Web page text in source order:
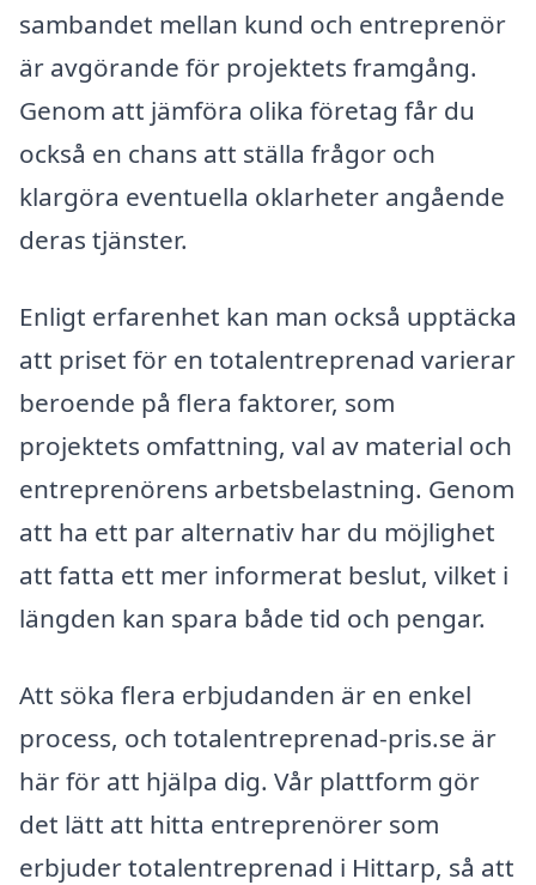
sambandet mellan kund och entreprenör
är avgörande för projektets framgång.
Genom att jämföra olika företag får du
också en chans att ställa frågor och
klargöra eventuella oklarheter angående
deras tjänster.
Enligt erfarenhet kan man också upptäcka
att priset för en totalentreprenad varierar
beroende på flera faktorer, som
projektets omfattning, val av material och
entreprenörens arbetsbelastning. Genom
att ha ett par alternativ har du möjlighet
att fatta ett mer informerat beslut, vilket i
längden kan spara både tid och pengar.
Att söka flera erbjudanden är en enkel
process, och totalentreprenad-pris.se är
här för att hjälpa dig. Vår plattform gör
det lätt att hitta entreprenörer som
erbjuder totalentreprenad i Hittarp, så att